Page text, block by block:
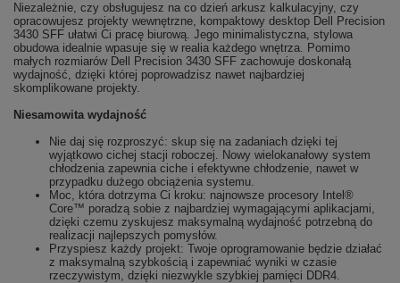
Niezależnie, czy obsługujesz na co dzień arkusz kalkulacyjny, czy
opracowujesz projekty wewnętrzne, kompaktowy desktop Dell Precision
3430 SFF ułatwi Ci pracę biurową. Jego minimalistyczna, stylowa
obudowa idealnie wpasuje się w realia każdego wnętrza. Pomimo
małych rozmiarów Dell Precision 3430 SFF zachowuje doskonałą
wydajność, dzięki której poprowadzisz nawet najbardziej
skomplikowane projekty.
Niesamowita wydajność
Nie daj się rozproszyć: skup się na zadaniach dzięki tej
wyjątkowo cichej stacji roboczej. Nowy wielokanałowy system
chłodzenia zapewnia ciche i efektywne chłodzenie, nawet w
przypadku dużego obciążenia systemu.
Moc, która dotrzyma Ci kroku: najnowsze procesory Intel®
Core™ poradzą sobie z najbardziej wymagającymi aplikacjami,
dzięki czemu zyskujesz maksymalną wydajność potrzebną do
realizacji najlepszych pomysłów.
Przyspiesz każdy projekt: Twoje oprogramowanie będzie działać
z maksymalną szybkością i zapewniać wyniki w czasie
rzeczywistym, dzięki niezwykle szybkiej pamięci DDR4.